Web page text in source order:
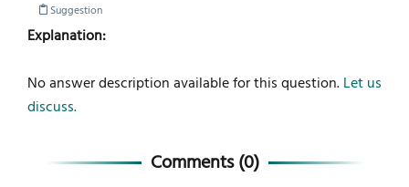
Suggestion
Explanation:
No answer description available for this question. Let us
discuss.
Comments (0)